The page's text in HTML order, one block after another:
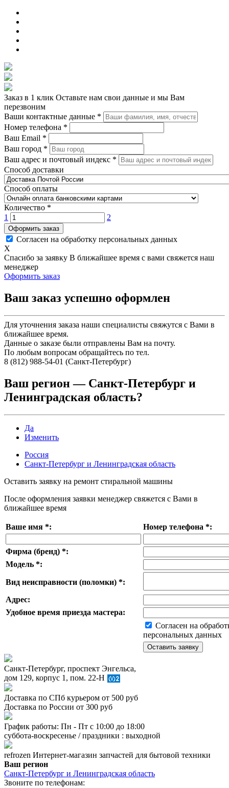
Заказ в 1 клик Оставьте нам свои данные и мы Вам
перезвоним
Ваши контактные данные *
Номер телефона *
Ваш Email *
Ваш город *
Ваш адрес и почтовый индекс *
Способ доставки
Способ оплаты
Количество *
1
2
Оформить заказ
Согласен на обработку персональных данных
X
Спасибо за заявку В ближайшее время с вами свяжется наш
менеджер
Оформить заказ
Ваш заказ успешно оформлен
Для уточнения заказа наши специалисты свяжутся с Вами в
ближайшее время.
Данные о заказе были отправлены Вам на почту.
По любым вопросам обращайтесь по тел.
8 (812) 988-54-01 (Санкт-Петербург)
Ваш регион — Санкт-Петербург и
Ленинградская область?
Да
Изменить
Россия
Санкт-Петербург и Ленинградская область
Оставить заявку на ремонт стиральной машины
После оформления заявки менеджер свяжется с Вами в
ближайшее время
Ваше имя *: Номер телефона *:
Фирма (бренд) *:
Модель *:
Вид неисправности (поломки) *:
Адрес:
Удобное время приезда мастера:
Согласен на
персональных данных
Санкт-Петербург, проспект Энгельса,
дом 129, корпус 1, пом. 22-Н
Доставка по СПб курьером от 500 руб
Доставка по России от 300 руб
График работы: Пн - Пт с 10:00 до 18:00
суббота-воскресенье / праздники : выходной
refrozen Интернет-магазин запчастей для бытовой техники
Ваш регион
Санкт-Петербург и Ленинградская область
Звоните по телефонам: